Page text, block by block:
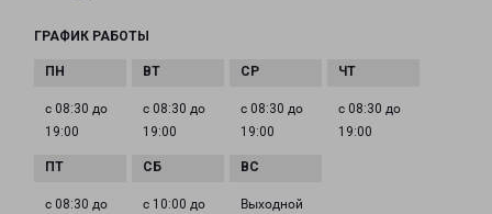
ГРАФИК РАБОТЫ
с 08:30 до
19:00
с 08:30 до
19:00
с 08:30 до
19:00
с 08:30 до
19:00
с 08:30 до
с 10:00 до
Выходной